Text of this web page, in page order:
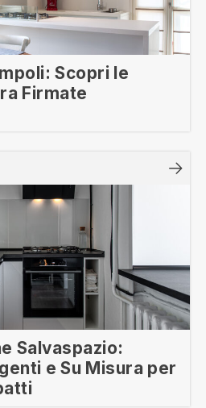
Scopri le
Firmate
Salvaspazio:
e Su Misura per